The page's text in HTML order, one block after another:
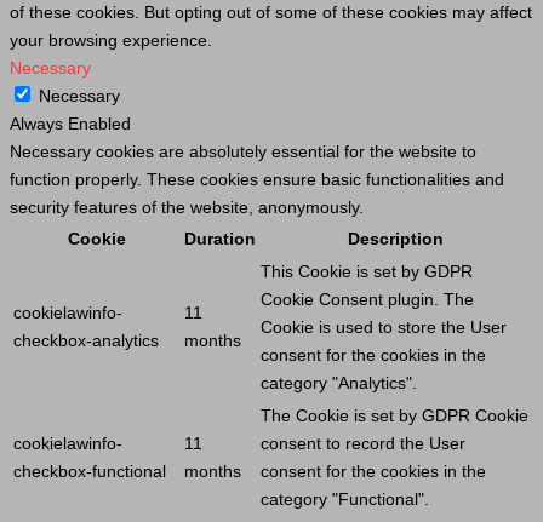
of these cookies. But opting out of some of these cookies may affect
your browsing experience.
Necessary
Necessary
Always Enabled
Necessary cookies are absolutely essential for the website to
function properly. These cookies ensure basic functionalities and
security features of the website, anonymously.
Cookie
Duration Description
cookielawinfo-
checkbox-analytics
11
months
This Cookie is set by GDPR
Cookie Consent plugin. The
Cookie is used to store the User
consent for the cookies in the
category "Analytics".
cookielawinfo-
checkbox-functional
11
months
The Cookie is set by GDPR Cookie
consent to record the User
consent for the cookies in the
category "Functional".